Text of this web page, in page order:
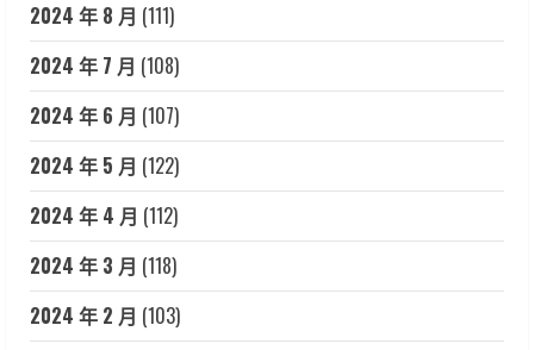
2024 年 8 月 (111)
2024 年 7 月 (108)
2024 年 6 月 (107)
2024 年 5 月 (122)
2024 年 4 月 (112)
2024 年 3 月 (118)
2024 年 2 月 (103)